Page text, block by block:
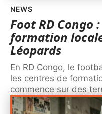
NEWS
Foot RD Congo
formation
Léopards
En RD Congo, le
les centres de
commence sur des